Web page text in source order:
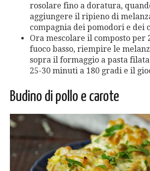
rosolare fino a doratura,
aggiungere il ripieno di
compagnia dei pomodori e dei
Ora mescolare il composto per
fuoco basso, riempire le
sopra il formaggio a pasta
25-30 minuti a 180 gradi e il
Budino di pollo e carote